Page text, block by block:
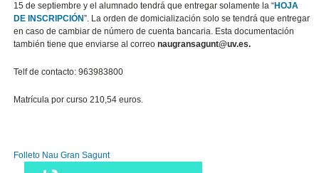
15 de septiembre y el alumnado tendrá que entregar solamente la“HOJA
DE INSCRIPCIÓN”. La orden de domicialización solo se tendrá que entregar
en caso de cambiar de número de cuenta bancaria. Esta documentación
también tiene que enviarse al correonaugransagunt@uv.es.
Telf de contacto: 963983800
Matrícula por curso 210,54 euros.
Folleto Nau Gran Sagunt